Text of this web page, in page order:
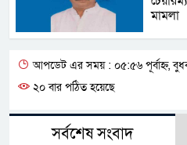
মামলা
আপডেট এর সময় : ০৫:৫৬ পূর্বাহ্ন,
২০ বার পঠিত হয়েছে
সর্বশেষ সংবাদ